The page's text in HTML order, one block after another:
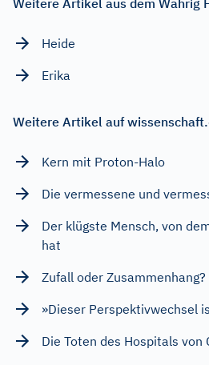
Heide
Erika
Weitere Artikel auf
Kern mit Proton-Halo
Die vermessene und
Der klügste Mensch, von
hat
Zufall oder Zusammenhang?
»Dieser Perspektivwechsel
Die Toten des Hospitals von